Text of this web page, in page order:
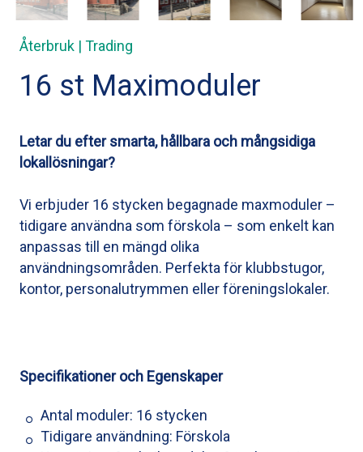
Återbruk | Trading
16 st Maximoduler
Letar du efter smarta, hållbara och mångsidiga
lokallösningar?
Vi erbjuder 16 stycken begagnade maxmoduler –
tidigare användna som förskola – som enkelt kan
anpassas till en mängd olika
användningsområden. Perfekta för klubbstugor,
kontor, personalutrymmen eller föreningslokaler.
Specifikationer och Egenskaper
Antal moduler: 16 stycken
Tidigare användning: Förskola